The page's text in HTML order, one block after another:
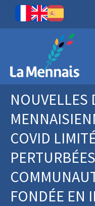
NOUVELLES
COVID
FONDÉE EN